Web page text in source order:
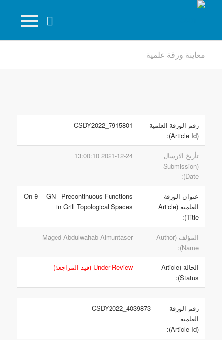
معاينة ورقة علمية
رقم الورقة العلمية
(Article Id):
CSDY2022_7915801
تأريخ الارسال
(Submission
Date):
2021-12-24 13:00:10
عنوان الورقة
العلمية (Article
Title):
On θ − GN −Precontinuous Functions
in Grill Topological Spaces
المؤلف (Author
Name):
Maged Abdulwahab Almuntaser
الحالة (Article
Status):
Under Review (قيد المراجعة)
رقم الورقة
العلمية
(Article Id):
CSDY2022_4039873